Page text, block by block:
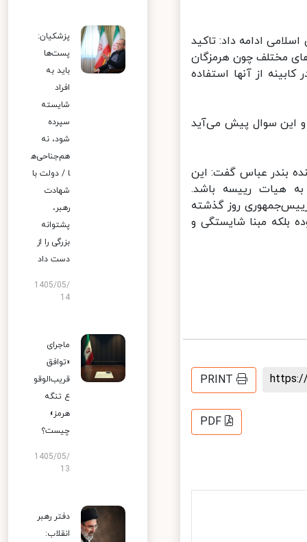
ادامه داد: تاکید
مختلف چون هرمزگان
از آنها استفاده
این سوال پیش می‌آید
بندر عباس گفت: این
هیات رییسه باشد.
روز گذشته
بلکه مبنا شایستگی و
PRINT
PDF
پزشکیان:
پست‌ها
باید به
افراد
شایسته
سپرده
شود، نه
هم‌جناحی‌ه
ا / دولت با
شهادت
رهبر،
پشتوانه
بزرگی را از
دست داد
1405/05/
14
ماجرای
«توافق
قریب‌الوقو
ع تنگه
هرمز»
چیست؟
1405/05/
13
دفتر رهبر
انقلاب: